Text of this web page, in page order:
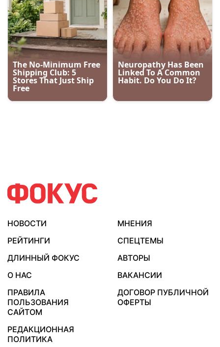
НОВОСТИ
МНЕНИЯ
РЕЙТИНГИ
СПЕЦТЕМЫ
ДЛИННЫЙ ФОКУС
АВТОРЫ
О НАС
ВАКАНСИИ
ПРАВИЛА
ПОЛЬЗОВАНИЯ
САЙТОМ
ДОГОВОР ПУБЛИЧНОЙ
ОФЕРТЫ
РЕДАКЦИОННАЯ
ПОЛИТИКА